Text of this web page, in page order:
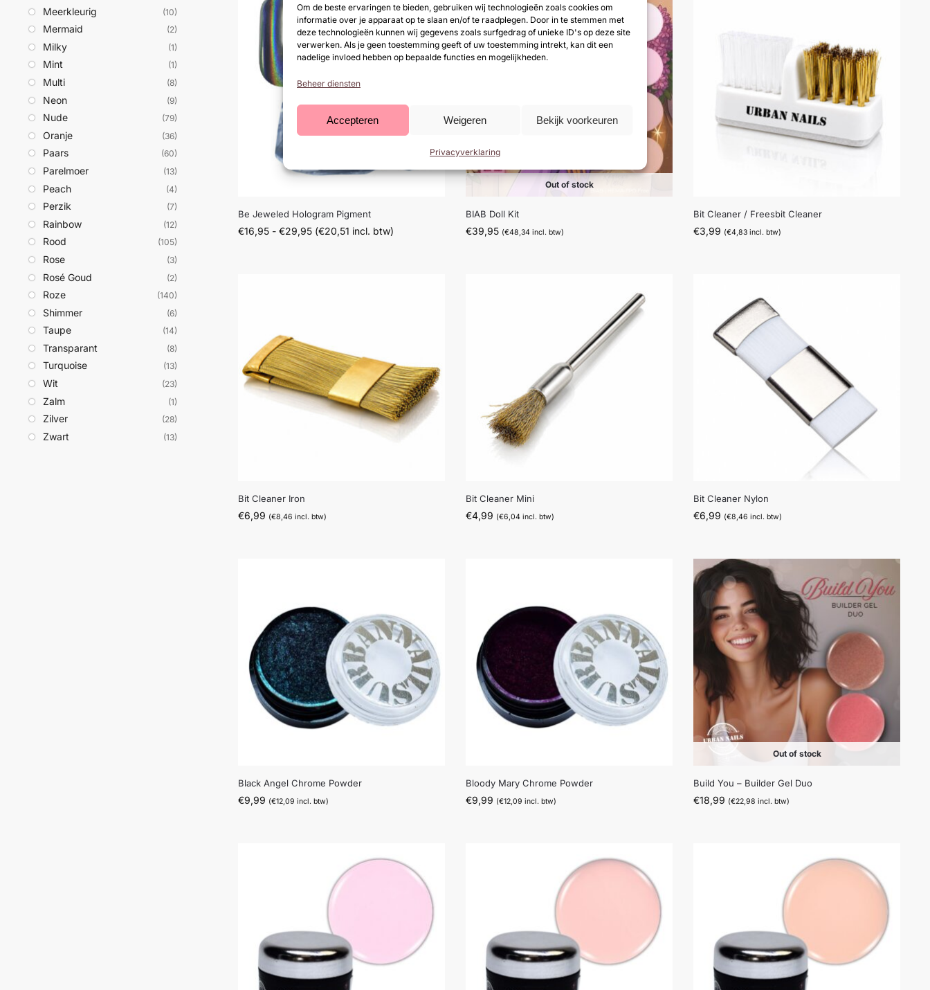
Om de beste ervaringen te bieden, gebruiken wij technologieën zoals cookies om
informatie over je apparaat op te slaan en/of te raadplegen. Door in te stemmen met
deze technologieën kunnen wij gegevens zoals surfgedrag of unieke ID's op deze site
verwerken. Als je geen toestemming geeft of uw toestemming intrekt, kan dit een
nadelige invloed hebben op bepaalde functies en mogelijkheden.
Beheer diensten
Accepteren Weigeren Bekijk voorkeuren
Privacyverklaring
Be Jeweled Hologram Pigment
€16,95 - €29,95 (€20,51 incl. btw)
Out of stock
BIAB Doll Kit
€39,95 (€48,34 incl. btw)
Bit Cleaner / Freesbit Cleaner
€3,99 (€4,83 incl. btw)
Bit Cleaner Iron
€6,99 (€8,46 incl. btw)
Bit Cleaner Mini
€4,99 (€6,04 incl. btw)
Bit Cleaner Nylon
€6,99 (€8,46 incl. btw)
Black Angel Chrome Powder
€9,99 (€12,09 incl. btw)
Bloody Mary Chrome Powder
€9,99 (€12,09 incl. btw)
Out of stock
Build You – Builder Gel Duo
€18,99 (€22,98 incl. btw)
Meerkleurig (10)
Mermaid (2)
Milky (1)
Mint (1)
Multi (8)
Neon (9)
Nude (79)
Oranje (36)
Paars (60)
Parelmoer (13)
Peach (4)
Perzik (7)
Rainbow (12)
Rood (105)
Rose (3)
Rosé Goud (2)
Roze (140)
Shimmer (6)
Taupe (14)
Transparant (8)
Turquoise (13)
Wit (23)
Zalm (1)
Zilver (28)
Zwart (13)